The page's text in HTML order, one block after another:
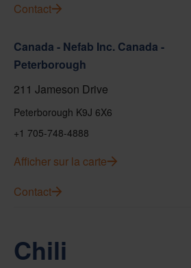
Contact
Canada - Nefab Inc. Canada -
Peterborough
211 Jameson Drive
Peterborough K9J 6X6
+1 705-748-4888
Afficher sur la carte
Contact
Chili